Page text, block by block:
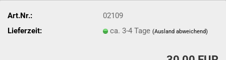
Art.Nr.:
02109
Lieferzeit:
ca. 3-4 Tage(Ausland abweichend)